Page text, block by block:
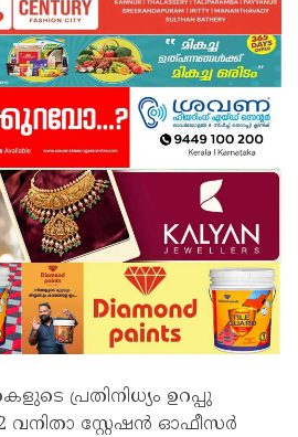
പ്രതിനിധ്യം ഉറപ്പു
വനിതാ സ്റ്റേഷൻ ഓഫീസർ